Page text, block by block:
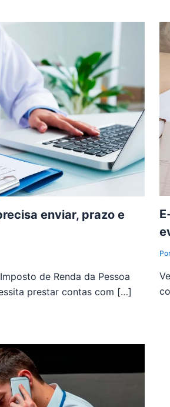
enviar, prazo e
de Renda da Pessoa
prestar contas com […]